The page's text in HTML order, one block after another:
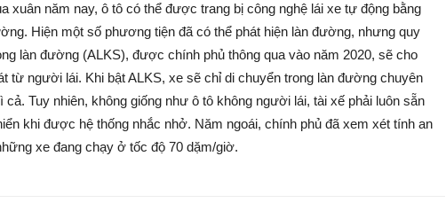
xuân năm nay, ô tô có thể được trang bị công nghệ lái xe tự động bằng
Hiện một số phương tiện đã có thể phát hiện làn đường, nhưng quy
làn đường (ALKS), được chính phủ thông qua vào năm 2020, sẽ cho
từ người lái. Khi bật ALKS, xe sẽ chỉ di chuyển trong làn đường chuyên
cả. Tuy nhiên, không giống như ô tô không người lái, tài xế phải luôn sẵn
khi được hệ thống nhắc nhở. Năm ngoái, chính phủ đã xem xét tính an
xe đang chạy ở tốc độ 70 dặm/giờ.